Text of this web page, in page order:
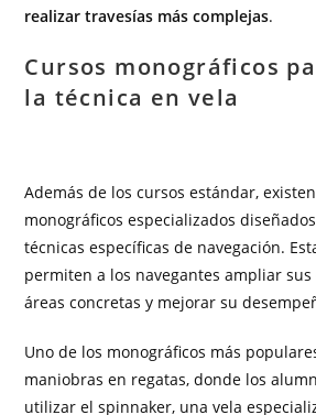
realizar travesías más complejas.
Cursos monográficos
la técnica en vela
Además de los cursos estándar,
monográficos especializados
técnicas específicas de navegación.
permiten a los navegantes ampliar
áreas concretas y mejorar su
Uno de los monográficos más
maniobras en regatas, donde los
utilizar el spinnaker, una vela